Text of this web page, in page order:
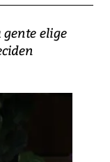
gente elige